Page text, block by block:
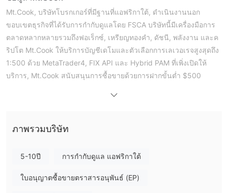
Mt.Cook, บริษัทโบรกเกอร์ที่มีฐานที่แอฟริกาใต้, ดำเนินงานนอก
ขอบเขตธุรกิจที่ได้รับการกำกับดูแลโดย FSCA บริษัทนี้มีเครื่องมือการ
ตลาดหลากหลายรวมถึงฟอเร็กซ์, เหรียญทองคำ, ดัชนี, พลังงาน และค
ริปโต Mt.Cook ให้บริการบัญชีเดโมและตัวเลือกการเลเวอเรจสูงสุดถึง
1:500 ด้วย MetaTrader4, FIX API และ Hybrid PAM ที่เพิ่งเปิดให้
บริการ, Mt.Cook สนับสนุนการซื้อขายด้วยการฝากขั้นต่ำ $500
Mt.Cook เป็นธุรกิจที่ถูกต้องหรือไม่?
หน่วยงานด้านการดูแลส่วนท้องถิ่นของแอฟริกาใต้ (FSCA) และได้รับ
ฉันสามารถซื้อขายอะไรบน Mt.Cook ได้บ้าง?
ภาพรวมบริษัท
5-10ปี การกำกับดูแล แอฟริกาใต้
ใบอนุญาตซื้อขายตราสารอนุพันธ์ (EP)